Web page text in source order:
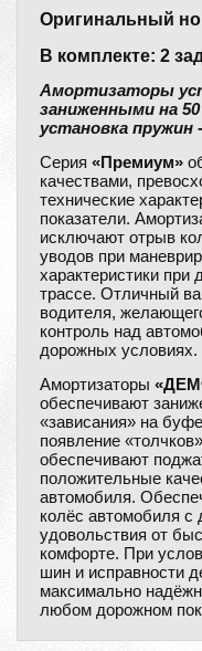
Оригинальный
В комплекте: 2
Амортизаторы
заниженными на
установка пружин
Серия «Премиум»
качествами,
технические
показатели.
исключают отрыв
уводов при
характеристики при
трассе. Отличный
водителя,
контроль над
дорожных условиях.
Амортизаторы
обеспечивают
«зависания» на
появление
обеспечивают
положительные
автомобиля.
колёс автомобиля с
удовольствия от
комфорте. При
шин и исправности
максимально
любом дорожном